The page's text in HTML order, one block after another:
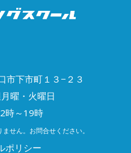
市下市町１３−２３
・火曜日
～19時
せん。お問合せください。
ポリシー